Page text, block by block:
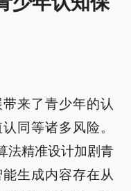
来了青少年的认
同等诸多风险。
法精准设计加剧青
生成内容存在从